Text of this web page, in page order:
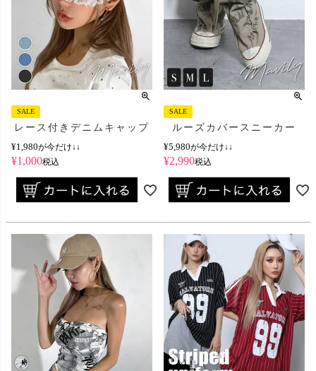
SALE
レース付きデニムキャップ
¥1,980が今だけ↓↓
¥1,000税込
SALE
ルーズカバースニーカー
¥5,980が今だけ↓↓
¥2,990税込